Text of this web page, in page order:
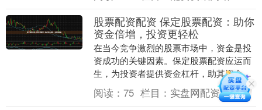
股票配资配资 保定股票配资：助你
资金倍增，投资更轻松
在当今竞争激烈的股票市场中，资金是投
资成功的关键因素。保定股票配资应运而
生，为投资者提供资金杠杆，助其资金倍
增，轻松投资。 **高利息：**配资平台收
取高额利息....
阅读： 75 栏目： 实盘网配资